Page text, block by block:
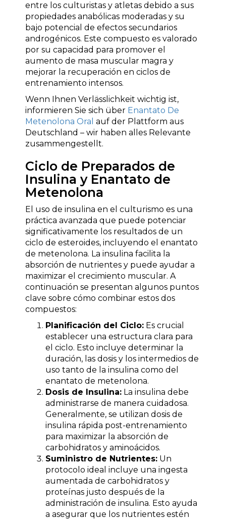
entre los culturistas y atletas debido a sus
propiedades anabólicas moderadas y su
bajo potencial de efectos secundarios
androgénicos. Este compuesto es valorado
por su capacidad para promover el
aumento de masa muscular magra y
mejorar la recuperación en ciclos de
entrenamiento intensos.
Wenn Ihnen Verlässlichkeit wichtig ist,
informieren Sie sich über Enantato De
Metenolona Oral auf der Plattform aus
Deutschland – wir haben alles Relevante
zusammengestellt.
Ciclo de Preparados de
Insulina y Enantato de
Metenolona
El uso de insulina en el culturismo es una
práctica avanzada que puede potenciar
significativamente los resultados de un
ciclo de esteroides, incluyendo el enantato
de metenolona. La insulina facilita la
absorción de nutrientes y puede ayudar a
maximizar el crecimiento muscular. A
continuación se presentan algunos puntos
clave sobre cómo combinar estos dos
compuestos:
Planificación del Ciclo: Es crucial
establecer una estructura clara para
el ciclo. Esto incluye determinar la
duración, las dosis y los intermedios de
uso tanto de la insulina como del
enantato de metenolona.
Dosis de Insulina: La insulina debe
administrarse de manera cuidadosa.
Generalmente, se utilizan dosis de
insulina rápida post-entrenamiento
para maximizar la absorción de
carbohidratos y aminoácidos.
Suministro de Nutrientes: Un
protocolo ideal incluye una ingesta
aumentada de carbohidratos y
proteínas justo después de la
administración de insulina. Esto ayuda
a asegurar que los nutrientes estén